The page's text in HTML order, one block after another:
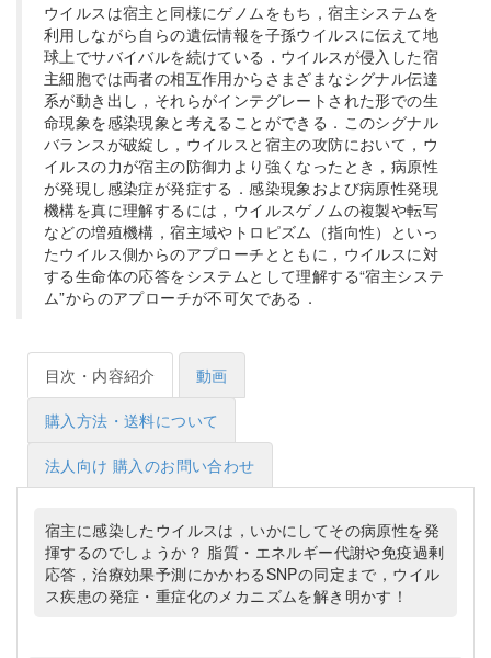
ウイルスは宿主と同様にゲノムをもち，宿主システムを
利用しながら自らの遺伝情報を子孫ウイルスに伝えて地
球上でサバイバルを続けている．ウイルスが侵入した宿
主細胞では両者の相互作用からさまざまなシグナル伝達
系が動き出し，それらがインテグレートされた形での生
命現象を感染現象と考えることができる．このシグナル
バランスが破綻し，ウイルスと宿主の攻防において，ウ
イルスの力が宿主の防御力より強くなったとき，病原性
が発現し感染症が発症する．感染現象および病原性発現
機構を真に理解するには，ウイルスゲノムの複製や転写
などの増殖機構，宿主域やトロピズム（指向性）といっ
たウイルス側からのアプローチとともに，ウイルスに対
する生命体の応答をシステムとして理解する“宿主システ
ム”からのアプローチが不可欠である．
目次・内容紹介 動画
購入方法・送料について
法人向け 購入のお問い合わせ
宿主に感染したウイルスは，いかにしてその病原性を発
揮するのでしょうか？ 脂質・エネルギー代謝や免疫過剰
応答，治療効果予測にかかわるSNPの同定まで，ウイル
ス疾患の発症・重症化のメカニズムを解き明かす！